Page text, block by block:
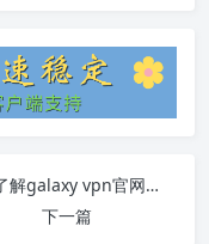
全面了解galaxy vpn官网：使用教程与常见问题解答
下一篇